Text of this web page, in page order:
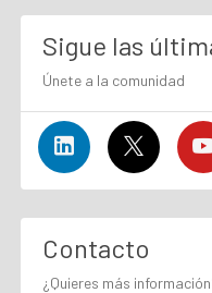
Sigue las
Únete a la comunidad
Contacto
¿Quieres más